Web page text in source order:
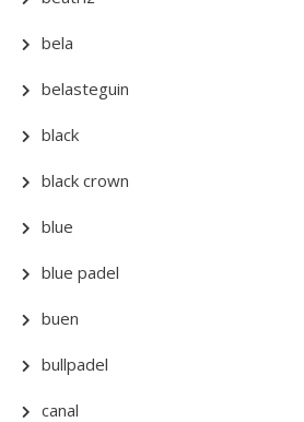
bela
belasteguin
black
black crown
blue
blue padel
buen
bullpadel
canal